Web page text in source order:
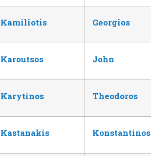
Kamiliotis Georgios
Karoutsos John
Karytinos Theodoros
Kastanakis Konstantinos